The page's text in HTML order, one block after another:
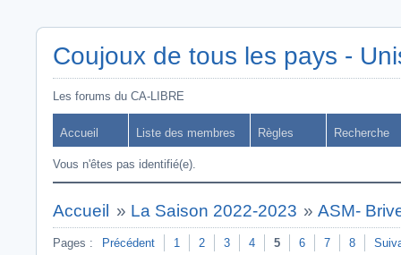
Coujoux de tous les pays -
Les forums du CA-LIBRE
Accueil Liste des membres Règles Recherche
Vous n'êtes pas identifié(e).
Accueil » La Saison 2022-2023 »ASM-
Pages : Précédent 1 2 3 4 5 6 7 8